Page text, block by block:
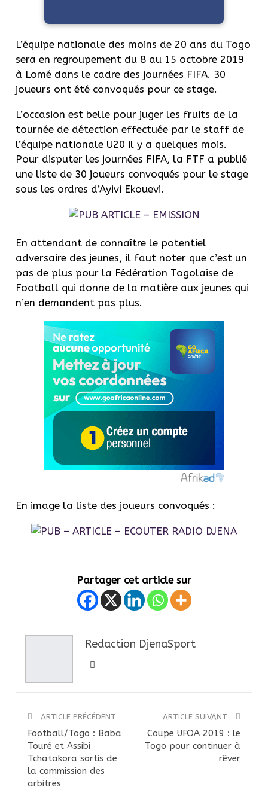
L’équipe nationale des moins de 20 ans du Togo
sera en regroupement du 8 au 15 octobre 2019
à Lomé dans le cadre des journées FIFA. 30
joueurs ont été convoqués pour ce stage.
L’occasion est belle pour juger les fruits de la
tournée de détection effectuée par le staff de
l’équipe nationale U20 il y a quelques mois.
Pour disputer les journées FIFA, la FTF a publié
une liste de 30 joueurs convoqués pour le stage
sous les ordres d’Ayivi Ekouevi.
En attendant de connaître le potentiel
adversaire des jeunes, il faut noter que c’est un
pas de plus pour la Fédération Togolaise de
Football qui donne de la matière aux jeunes qui
n’en demandent pas plus.
En image la liste des joueurs convoqués :
Partager cet article sur
Redaction DjenaSport
ARTICLE PRÉCÉDENT
Football/Togo : Baba
Touré et Assibi
Tchatakora sortis de
la commission des
arbitres
ARTICLE SUIVANT
Coupe UFOA 2019 : le
Togo pour continuer à
rêver